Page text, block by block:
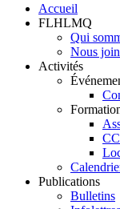
Accueil
FLHLMQ
Qui
Nous
Activités
Publications
Bulletins